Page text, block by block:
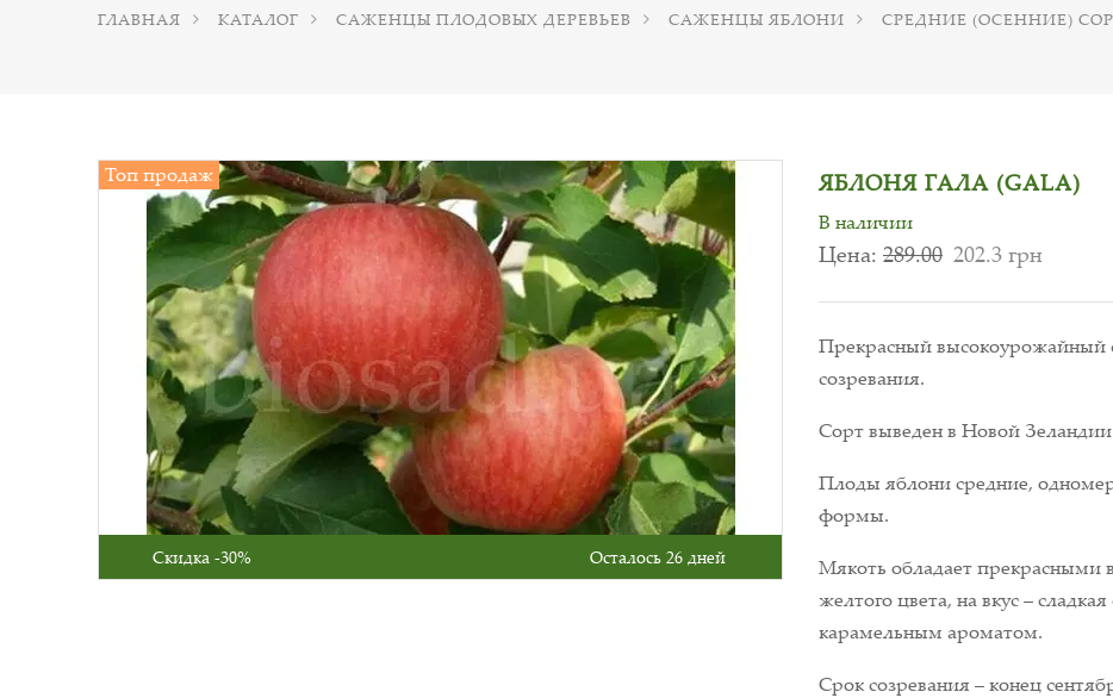
ГЛАВНАЯ КАТАЛОГ САЖЕНЦЫ ПЛОДОВЫХ ДЕРЕВЬЕВ САЖЕНЦЫ ЯБЛОНИ СРЕДНИЕ (ОСЕННИЕ)
Топ продаж
Скидка -30% Осталось 26 дней
ЯБЛОНЯ ГАЛА (GALA)
В наличии
Цена: 289.00 202.3 грн
Прекрасный высокоурожайный
созревания.
Сорт выведен в Новой Зеландии
Плоды яблони средние,
формы.
Мякоть обладает прекрасными
желтого цвета, на вкус –
карамельным ароматом.
Срок созревания – конец